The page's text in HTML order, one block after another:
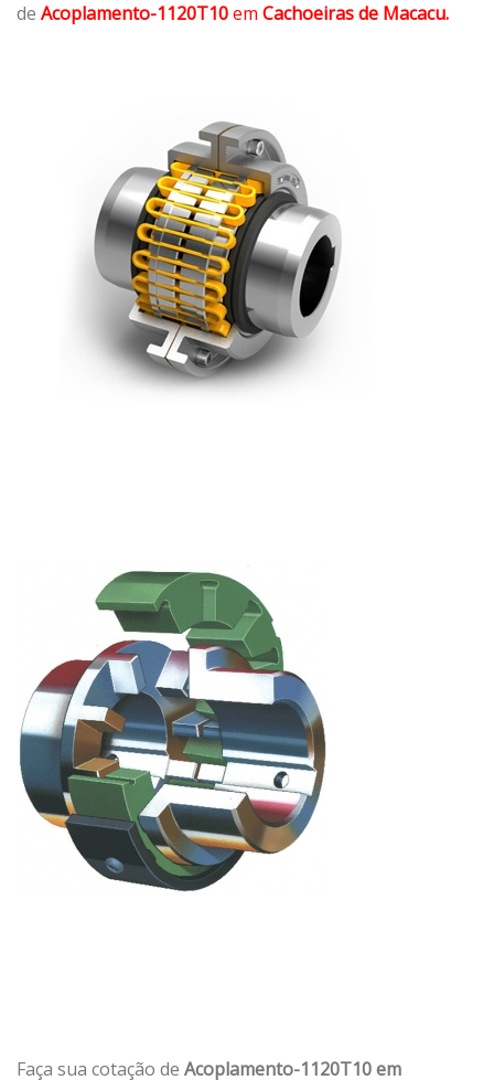
de Acoplamento-1120T10em Cachoeiras de Macacu.
Faça sua cotação de Acoplamento-1120T10 em